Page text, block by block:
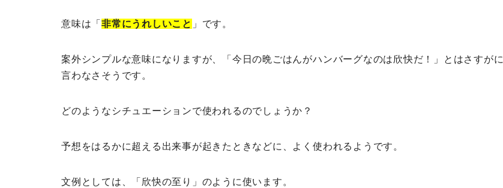
意味は「非常にうれしいこと 」です。
案外シンプルな意味になりますが、「今日の晩ごはんがハンバーグなのは欣快だ！」とはさすがに
言わなさそうです。
どのようなシチュエーションで使われるのでしょうか？
予想をはるかに超える出来事が起きたときなどに、よく使われるようです。
文例としては、「欣快の至り」のように使います。